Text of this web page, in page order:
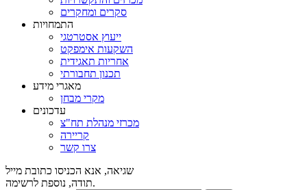
סקרים ומחקרים
התמחויות
ייעוץ אסטרטגי
השקעות אימפקט
אחריות תאגידית
תכנון תחבורתי
מאגרי מידע
מקרי מבחן
עדכונים
מכרזי מנהלת תח"צ
קריירה
צרו קשר
שגיאה, אנא הכניסו כתובת מייל
תודה, נוספת לרשימה.